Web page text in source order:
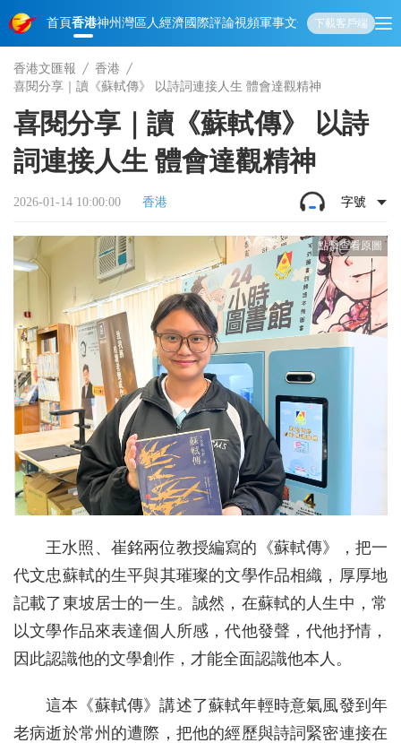
首頁香港神州 灣區人經濟國際評論視頻軍事文化 娛樂生活教育體
下載客戶端
香港文匯報
香港
喜閱分享｜讀《蘇軾傳》 以詩詞連接人生 體會達觀精神
喜閱分享｜讀《蘇軾傳》 以詩
詞連接人生 體會達觀精神
2026-01-14 10:00:00 香港 字號
王水照、崔銘兩位教授編寫的《蘇軾傳》，把一
代文忠蘇軾的生平與其璀璨的文學作品相織，厚厚地
記載了東坡居士的一生。誠然，在蘇軾的人生中，常
以文學作品來表達個人所感，代他發聲，代他抒情，
因此認識他的文學創作，才能全面認識他本人。
這本《蘇軾傳》講述了蘇軾年輕時意氣風發到年
老病逝於常州的遭際，把他的經歷與詩詞緊密連接在